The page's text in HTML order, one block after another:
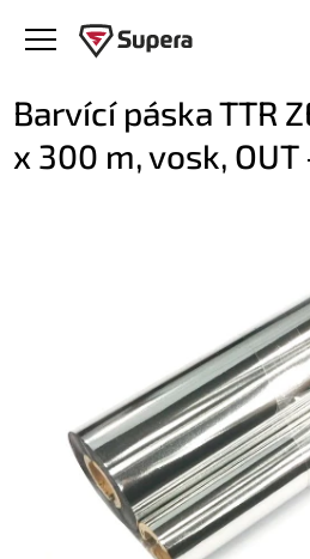
Barvící páska TTR
x 300 m, vosk,